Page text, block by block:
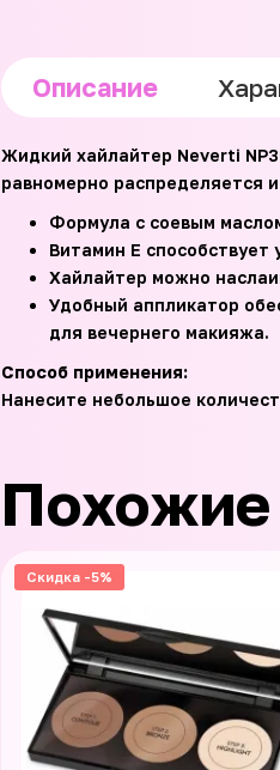
Описание
Жидкий хайлайтер Neverti
равномерно распределяется
Формула с соевым
Витамин Е
Хайлайтер можно
Удобный аппликатор
для вечернего макияжа.
Способ применения:
Нанесите небольшое
Скидка -5%